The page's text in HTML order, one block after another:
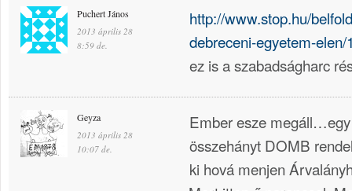
Puchert János
2013 április 28
8:59 de.
http://www.stop.hu/
debreceni-egyetem-elen/
ez is a szabadságharc
Geyza
2013 április 28
10:07 de.
Ember esze
összehányt DOMB
ki hová menjen